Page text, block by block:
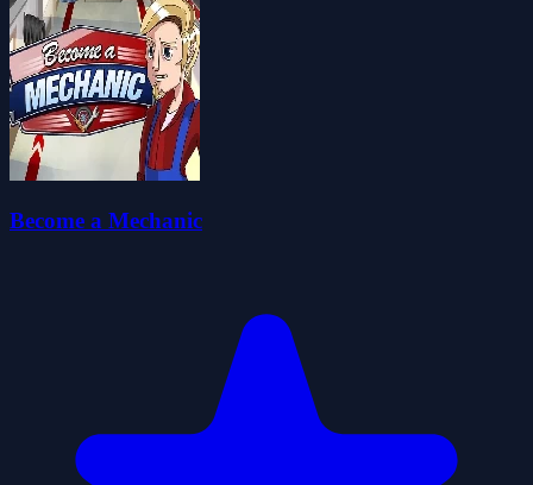
Become a Mechanic